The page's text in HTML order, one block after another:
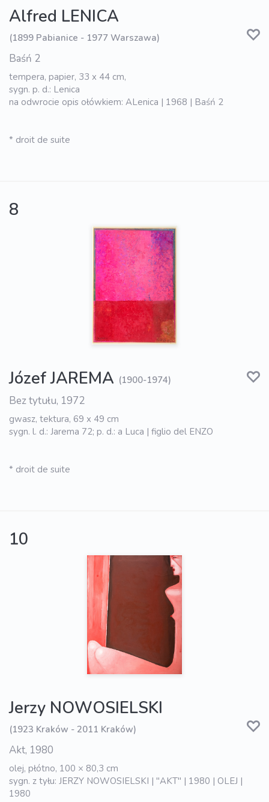
Alfred LENICA
(1899 Pabianice - 1977 Warszawa)
Baśń 2
tempera, papier, 33 x 44 cm,
sygn. p. d.: Lenica
na odwrocie opis ołówkiem: ALenica | 1968 | Baśń 2
* droit de suite
8
Józef JAREMA (1900-1974)
Bez tytułu, 1972
gwasz, tektura, 69 x 49 cm
sygn. l. d.: Jarema 72; p. d.: a Luca | figlio del ENZO
* droit de suite
10
Jerzy NOWOSIELSKI
(1923 Kraków - 2011 Kraków)
Akt, 1980
olej, płótno, 100 × 80,3 cm
sygn. z tyłu: JERZY NOWOSIELSKI | "AKT" | 1980 | OLEJ |
1980